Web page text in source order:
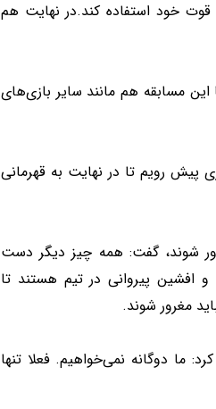
خود استفاده کند.در نهایت هم
مسابقه هم مانند سایر بازی‌های
پیش رویم تا در نهایت به قهرمانی
شوند، گفت: همه چیز دیگر دست
افشین پیروانی در تیم هستند تا
مغرور شوند.
ما دوگانه نمی‌خواهیم. فعلا تنها